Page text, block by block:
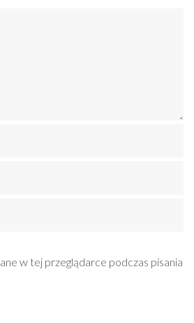
w tej przeglądarce podczas pisania